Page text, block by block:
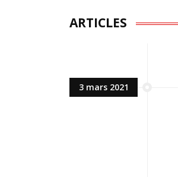
ARTICLES
3 mars 2021